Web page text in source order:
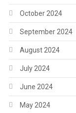
October 2024
September 2024
August 2024
July 2024
June 2024
May 2024